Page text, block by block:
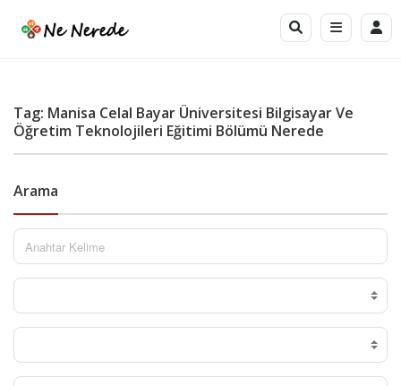
Tag: Manisa Celal Bayar Üniversitesi Bilgisayar Ve
Öğretim Teknolojileri Eğitimi Bölümü Nerede
Arama